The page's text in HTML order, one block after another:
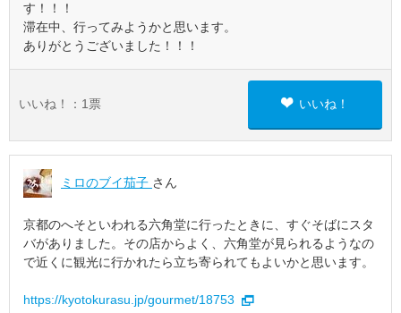
す！！！
滞在中、行ってみようかと思います。
ありがとうございました！！！
いいね！： 1 票 いいね！
ミロのブイ茄子 さん
京都のへそといわれる六角堂に行ったときに、すぐそばにスタ
バがありました。その店からよく、六角堂が見られるようなの
で近くに観光に行かれたら立ち寄られてもよいかと思います。
https://kyotokurasu.jp/gourmet/18753